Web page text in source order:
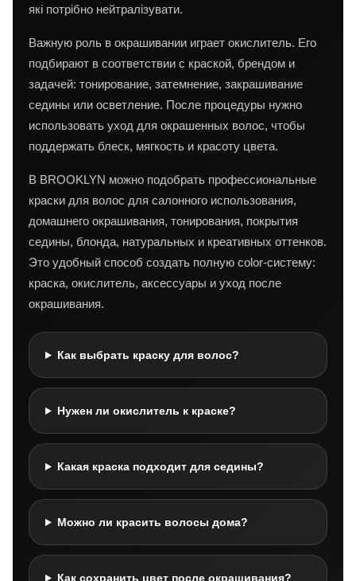
які потрібно нейтралізувати.
Важную роль в окрашивании играет окислитель. Его
подбирают в соответствии с краской, брендом и
задачей: тонирование, затемнение, закрашивание
седины или осветление. После процедуры нужно
использовать уход для окрашенных волос, чтобы
поддержать блеск, мягкость и красоту цвета.
В BROOKLYN можно подобрать профессиональные
краски для волос для салонного использования,
домашнего окрашивания, тонирования, покрытия
седины, блонда, натуральных и креативных оттенков.
Это удобный способ создать полную color-систему:
краска, окислитель, аксессуары и уход после
окрашивания.
Как выбрать краску для волос?
Нужен ли окислитель к краске?
Какая краска подходит для седины?
Можно ли красить волосы дома?
Как сохранить цвет после окрашивания?